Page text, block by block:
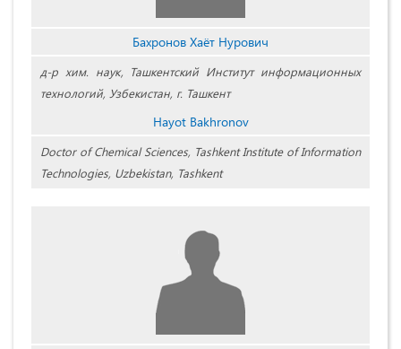
Бахронов Хаёт Нурович
д-р хим. наук, Ташкентский Институт информационных
технологий, Узбекистан, г. Ташкент
Hayot Bakhronov
Doctor of Chemical Sciences, Tashkent Institute of Information
Technologies, Uzbekistan, Tashkent